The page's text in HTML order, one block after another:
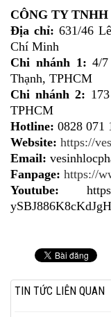
CÔNG TY
Địa chỉ: 631/46
Chí Minh
Chi nhánh 1: 4/
Thạnh, TPHCM
Chi nhánh 2:
TPHCM
Hotline: 0828 071
Website: https://
Email:
Fanpage: https://
Youtube: https://
TIN TỨC LIÊN QUAN